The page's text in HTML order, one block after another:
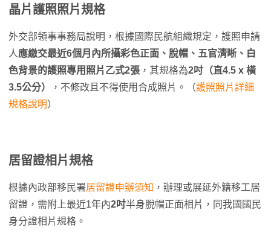
晶片護照照片規格
外交部領事事務局說明，根據國際民航組織規定，護照申請
人應繳交最近6個月內所攝彩色正面、脫帽、五官清晰、白
色背景的護照專用照片乙式2張 ，其規格為2吋（直4.5 x 橫
3.5公分）
，不修改且不得使用合成照片。（護照照片詳細
規格說明）
居留證相片規格
根據內政部移民署居留證申辦須知 ，辦理或展延外籍移工居
留證，需附上最近1年內2吋半身脫帽正面相片，同我國國民
身分證相片規格。